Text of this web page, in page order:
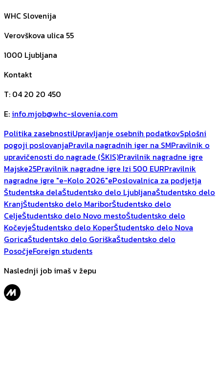
WHC Slovenija
Verovškova ulica 55
1000 Ljubljana
Kontakt
T: 04 20 20 450
E: info.mjob@whc-slovenia.com
Politika zasebnostiUpravljanje osebnih podatkovSplošni
pogoji poslovanjaPravila nagradnih iger na SMPravilnik o
upravičenosti do nagrade (ŠKIS)Pravilnik nagradne igre
Majske25Pravilnik nagradne igre Izi 500 EURPravilnik
nagradne igre "e-Kolo 2026"ePoslovalnica za podjetja
Študentska delaŠtudentsko delo LjubljanaŠtudentsko delo
KranjŠtudentsko delo MariborŠtudentsko delo
CeljeŠtudentsko delo Novo mestoŠtudentsko delo
KočevjeŠtudentsko delo KoperŠtudentsko delo Nova
GoricaŠtudentsko delo GoriškaŠtudentsko delo
PosočjeForeign students
Naslednji job imaš v žepu